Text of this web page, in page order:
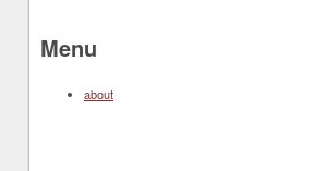
Menu
about